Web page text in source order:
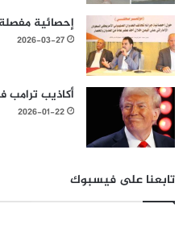
إحصائية مفصلة لـ11 عاماً من العدوان
2026-03-27
أكاذيب ترامب
2026-01-22
تابعنا على فيسبوك